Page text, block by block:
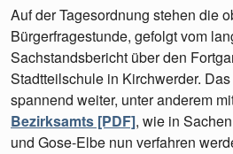
Auf der Tagesordnung stehen die
Bürgerfragestunde, gefolgt vom
Sachstandsbericht über den
Stadtteilschule in Kirchwerder.
spannend weiter, unter anderem
Bezirksamts [PDF], wie in
und Gose-Elbe nun verfahren